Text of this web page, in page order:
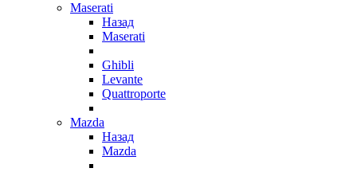
Maserati
Назад
Maserati
Ghibli
Levante
Quattroporte
Mazda
Назад
Mazda